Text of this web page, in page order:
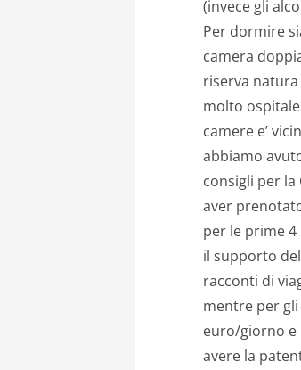
(invece gli
Per dormire
camera
riserva
molto
camere e’
abbiamo
consigli per
aver
per le prime
il supporto
racconti di
mentre per
euro/giorno e
avere la